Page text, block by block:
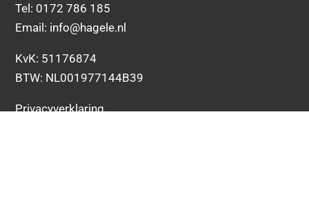
Tel: 0172 786 185
Email: info@hagele.nl
KvK: 51176874
BTW: NL001977144B39
Privacyverklaring